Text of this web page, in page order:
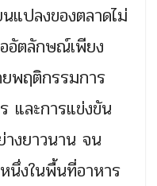
แปลงของตลาดไม่
อัตลักษณ์เพียง
พฤติกรรมการ
และการแข่งขัน
างยาวนาน จน
นึ่งในพื้นที่อาหาร